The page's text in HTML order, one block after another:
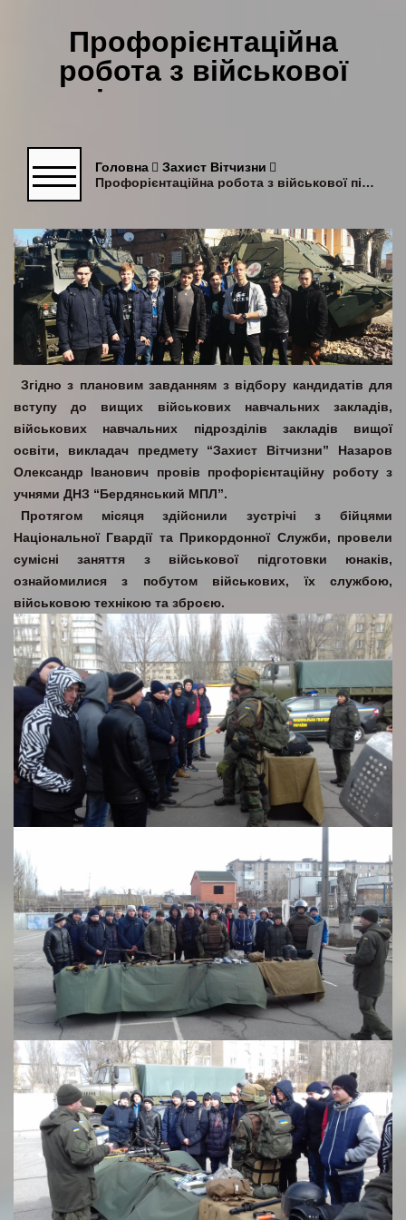
Профорієнтаційна
робота з військової
підготовки серед
Головна
Захист Вітчизни
Профорієнтаційна робота з військової підготовки серед ліцеїстів
Згідно з плановим завданням з відбору кандидатів для
вступу до вищих військових навчальних закладів,
військових навчальних підрозділів закладів вищої
освіти, викладач предмету “Захист Вітчизни” Назаров
Олександр Іванович провів профорієнтаційну роботу з
учнями ДНЗ “Бердянський МПЛ”.
Протягом місяця здійснили зустрічі з бійцями
Національної Гвардії та Прикордонної Служби, провели
сумісні заняття з військової підготовки юнаків,
ознайомилися з побутом військових, їх службою,
військовою технікою та зброєю.